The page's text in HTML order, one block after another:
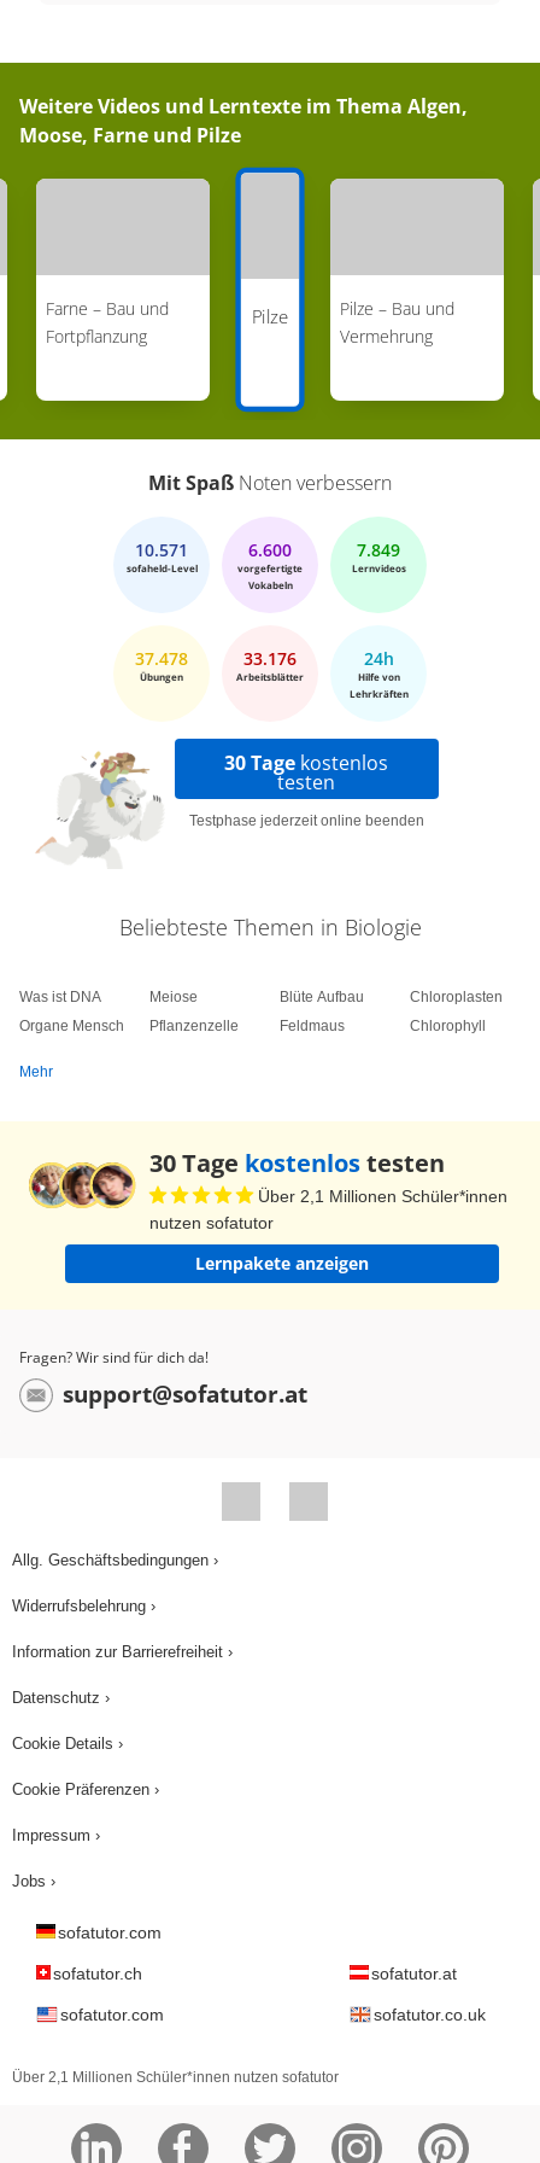
uns als Nahrung. Dank Pilzen geht unser Brot
auf, können wir Schimmelkäse herstellen und
sogar Medikamente wie Penicillin. Auch wenn
unserer Natur.
Weitere Videos und Lerntexte im Thema Algen,
Moose, Farne und Pilze
Farne – Bau und
Fortpflanzung
Pilze
Pilze – Bau und
Vermehrung
Mit Spaß Noten verbessern
10.571
sofaheld-Level
6.600
vorgefertigte
Vokabeln
7.849
Lernvideos
37.478
Übungen
33.176
Arbeitsblätter
24h
Hilfe von
Lehrkräften
30 Tage kostenlos
testen
Testphase jederzeit online beenden
Beliebteste Themen in Biologie
Was ist DNA
Organe Mensch
Meiose
Pflanzenzelle
Blüte Aufbau
Feldmaus
Chloroplasten
Chlorophyll
Mehr
30 Tage kostenlostesten
Über 2,1 Millionen Schüler*innen
nutzen sofatutor
Lernpakete anzeigen
Fragen? Wir sind für dich da!
support@sofatutor.at
Allg. Geschäftsbedingungen ›
Widerrufsbelehrung ›
Information zur Barrierefreiheit ›
Datenschutz ›
Cookie Details ›
Cookie Präferenzen ›
Impressum ›
Jobs ›
sofatutor.com
sofatutor.ch sofatutor.at
sofatutor.com sofatutor.co.uk
Über 2,1 Millionen Schüler*innen nutzen sofatutor